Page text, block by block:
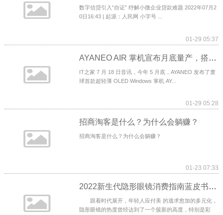
数字信贷引入“自证” 纾解小微企业贷款难题 2022年07月2
0日16:43 | 起源：人民网 小字号 ...
01-29 05:37
AYANEO AIR 掌机宣布月底量产，搭载 R5 + 5.5 英寸 OLED 屏
IT之家 7 月 18 日音讯，今年 5 月底，AYANEO 发布了寰
球首款超轻薄 OLED Windows 掌机 AY...
01-29 05:28
招商淘客是什么？为什么会躺赚？
招商淘客是什么？为什么会躺赚？
01-23 07:33
2022新生代隐形眼镜消费指南蓝皮书正式发布 洞察新生代消费
跟着时代展开，年轻人应付美 的逃求愈加的多元化，
隐形眼镜的热度曾经达到了一个簇新的高度，特别是彩